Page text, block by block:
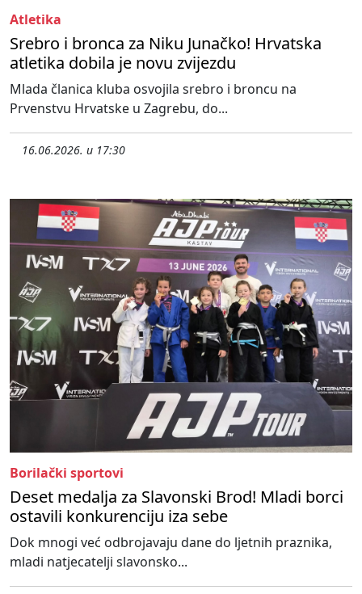
Atletika
Srebro i bronca za Niku Junačko! Hrvatska
atletika dobila je novu zvijezdu
Mlada članica kluba osvojila srebro i broncu na
Prvenstvu Hrvatske u Zagrebu, do...
16.06.2026. u 17:30
Borilački sportovi
Deset medalja za Slavonski Brod! Mladi borci
ostavili konkurenciju iza sebe
Dok mnogi već odbrojavaju dane do ljetnih praznika,
mladi natjecatelji slavonsko...